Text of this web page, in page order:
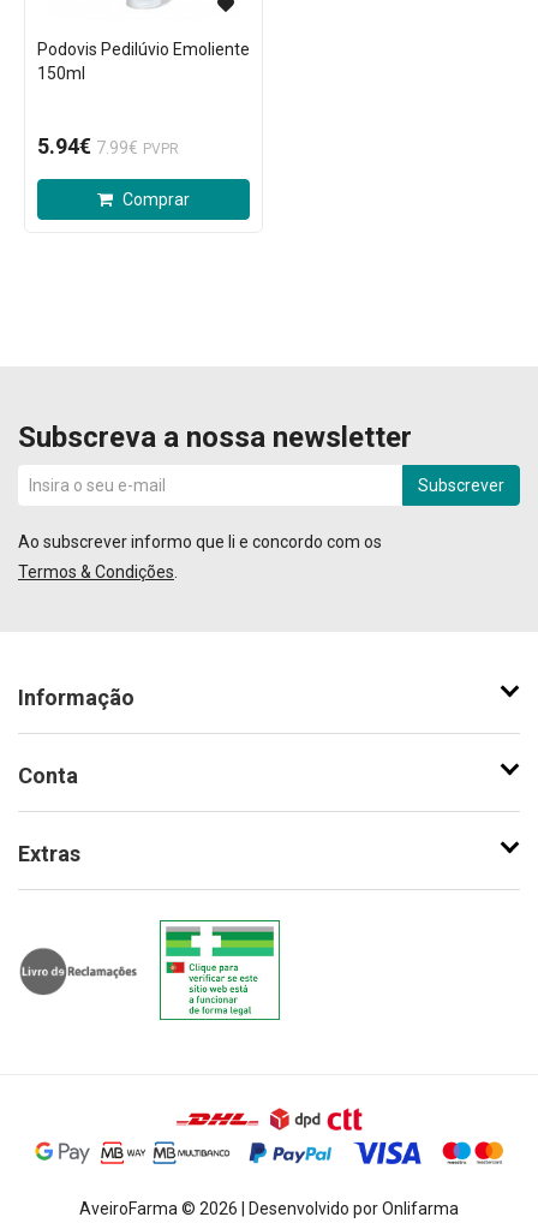
Podovis Pedilúvio Emoliente
150ml
5.94€ 7.99€ PVPR
Comprar
Subscreva a nossa newsletter
Subscrever
Ao subscrever informo que li e concordo com os
Termos & Condições
Informação
Conta
Extras
AveiroFarma © 2026 | Desenvolvido por Onlifarma